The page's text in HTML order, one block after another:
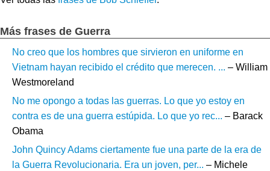
Más frases de Guerra
No creo que los hombres que sirvieron en uniforme en
Vietnam hayan recibido el crédito que merecen. ... – William
Westmoreland
No me opongo a todas las guerras. Lo que yo estoy en
contra es de una guerra estúpida. Lo que yo rec... – Barack
Obama
John Quincy Adams ciertamente fue una parte de la era de
la Guerra Revolucionaria. Era un joven, per... – Michele